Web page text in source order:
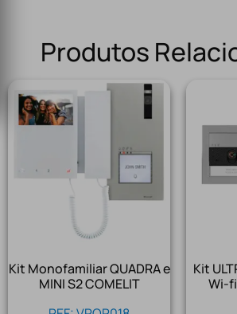
Produtos
Kit Monofamiliar QUADRA e
MINI S2 COMELIT
Kit
Wi-fi